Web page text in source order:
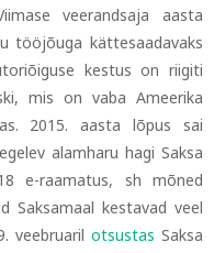
veerandsaja aasta
tööjõuga kättesaadavaks
kestus on riigiti
mis on vaba Ameerika
2015. aasta lõpus sai
alamharu hagi Saksa
e-raamatus, sh mõned
Saksamaal kestavad veel
veebruarilotsustas Saksa